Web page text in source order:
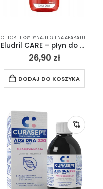
,HIGIENA DOSTOSOWANA DO
CHLORHEKSYDYNA, HIGIENA APARATU ORTODONTYCZNEGO
Eludril CARE – płyn do płukania jamy ustnej przeciw płytce nazębnej z chlorheksydyną 0,05% 500 ml
26,90 zł
DODAJ DO KOSZYKA